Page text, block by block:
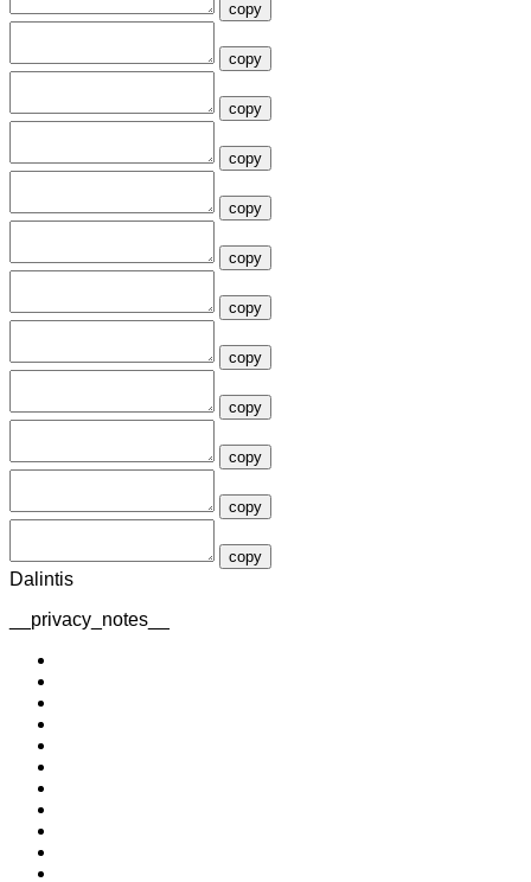
copy
copy
copy
copy
copy
copy
copy
copy
copy
copy
copy
copy
Dalintis
__privacy_notes__